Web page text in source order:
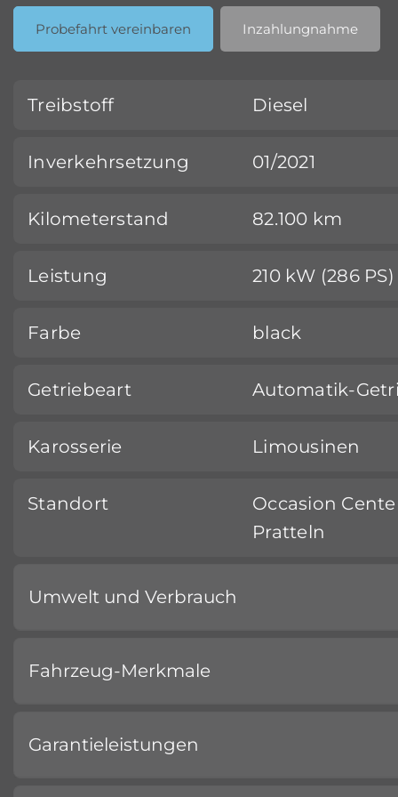
Probefahrt vereinbaren Inzahlungnahme
Treibstoff Diesel
Inverkehrsetzung 01/2021
Kilometerstand 82.100 km
Leistung 210 kW (286 PS)
Farbe black
Getriebeart Automatik-
Karosserie Limousinen
Standort
Occasion
Pratteln
Umwelt und Verbrauch
Fahrzeug-Merkmale
Garantieleistungen